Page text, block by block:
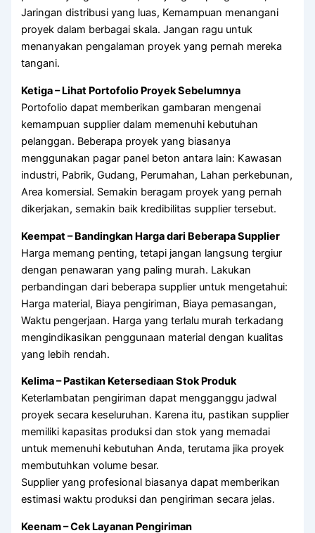
Jaringan distribusi yang luas, Kemampuan menangani
proyek dalam berbagai skala. Jangan ragu untuk
menanyakan pengalaman proyek yang pernah mereka
tangani.
Ketiga – Lihat Portofolio Proyek Sebelumnya
Portofolio dapat memberikan gambaran mengenai
kemampuan supplier dalam memenuhi kebutuhan
pelanggan. Beberapa proyek yang biasanya
menggunakan pagar panel beton antara lain: Kawasan
industri, Pabrik, Gudang, Perumahan, Lahan perkebunan,
Area komersial. Semakin beragam proyek yang pernah
dikerjakan, semakin baik kredibilitas supplier tersebut.
Keempat – Bandingkan Harga dari Beberapa Supplier
Harga memang penting, tetapi jangan langsung tergiur
dengan penawaran yang paling murah. Lakukan
perbandingan dari beberapa supplier untuk mengetahui:
Harga material, Biaya pengiriman, Biaya pemasangan,
Waktu pengerjaan. Harga yang terlalu murah terkadang
mengindikasikan penggunaan material dengan kualitas
yang lebih rendah.
Kelima – Pastikan Ketersediaan Stok Produk
Keterlambatan pengiriman dapat mengganggu jadwal
proyek secara keseluruhan. Karena itu, pastikan supplier
memiliki kapasitas produksi dan stok yang memadai
untuk memenuhi kebutuhan Anda, terutama jika proyek
membutuhkan volume besar.
Supplier yang profesional biasanya dapat memberikan
estimasi waktu produksi dan pengiriman secara jelas.
Keenam – Cek Layanan Pengiriman